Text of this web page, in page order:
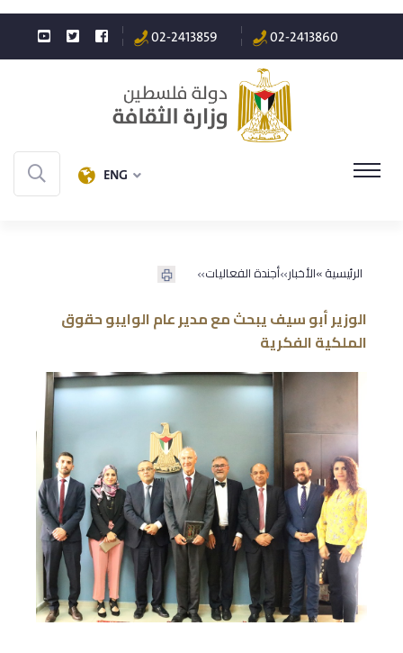
02-2413860
02-2413859
ENG
الرئيسية »الأخبار»أجندة الفعاليات»
الوزير أبو سيف يبحث مع مدير عام الوايبو حقوق
الملكية الفكرية